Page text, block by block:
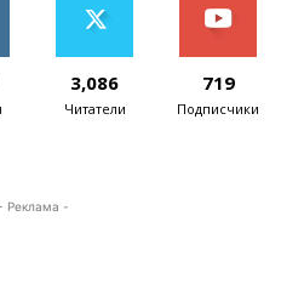
3,086
Читатели
719
Подписчики
Реклама -